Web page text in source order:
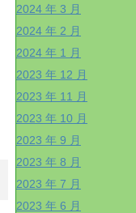
2024 年 3 月
2024 年 2 月
2024 年 1 月
2023 年 12 月
2023 年 11 月
2023 年 10 月
2023 年 9 月
2023 年 8 月
2023 年 7 月
2023 年 6 月